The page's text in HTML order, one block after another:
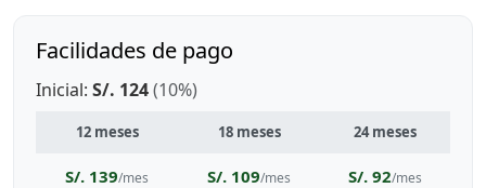
Facilidades de pago
Inicial: S/. 124(10%)
12 meses 18 meses 24 meses
S/. 139/mes S/. 109/mes S/. 92/mes